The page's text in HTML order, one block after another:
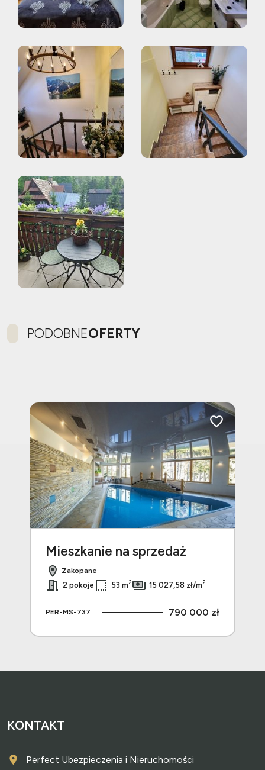
PODOBNEOFERTY
Dodaj do ulubionych Dodaj do
Mieszkanie na sprzedaż
Zakopane
2 pokoje 53 m2 15 027,58 zł/m2
PER-MS-737 790 000 zł
KONTAKT
Perfect Ubezpieczenia i Nieruchomości